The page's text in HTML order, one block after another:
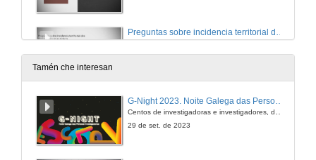
Conferencia
16 de xul. de 2021
Tamén che interesan
G-Night 2023. Noite Galega das Persoas Investigadoras. Conciencias creativas
29 de set. de 2023